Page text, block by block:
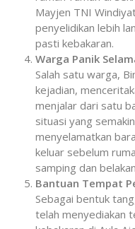
Mayjen TNI
penyelidikan lebih
pasti kebakaran.
Warga Panik
Salah satu warga,
kejadian,
menjalar dari satu
situasi yang
menyelamatkan
keluar sebelum
samping dan
Bantuan Tempat
Sebagai bentuk
telah menyediakan